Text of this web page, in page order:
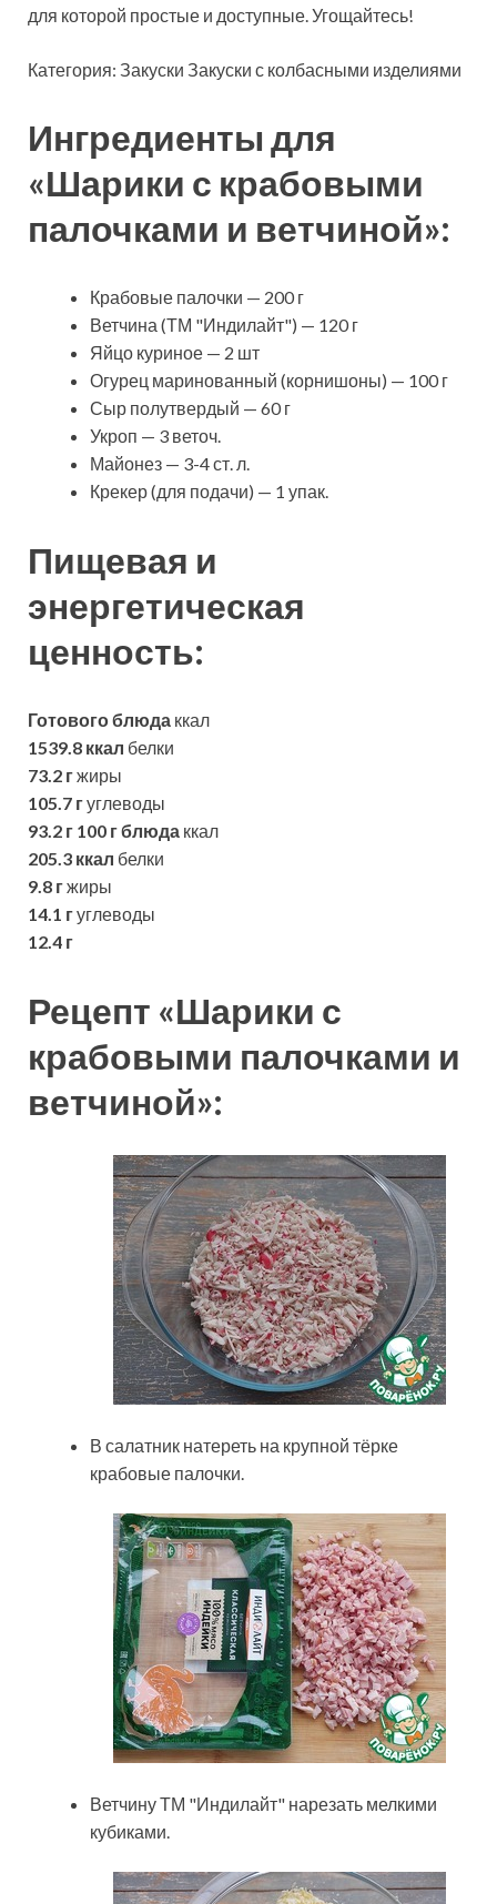
для которой простые и доступные. Угощайтесь!
Категория: Закуски Закуски с колбасными изделиями
Ингредиенты для
«Шарики с крабовыми
палочками и ветчиной»:
Крабовые палочки — 200 г
Ветчина (ТМ "Индилайт") — 120 г
Яйцо куриное — 2 шт
Огурец маринованный (корнишоны) — 100 г
Сыр полутвердый — 60 г
Укроп — 3 веточ.
Майонез — 3-4 ст. л.
Крекер (для подачи) — 1 упак.
Пищевая и
энергетическая
ценность:
Готового блюда ккал
1539.8 ккал белки
73.2 гжиры
105.7 гуглеводы
93.2 г 100 г блюда ккал
205.3 ккал белки
9.8 гжиры
14.1 гуглеводы
12.4 г
Рецепт «Шарики с
крабовыми палочками и
ветчиной»:
В салатник натереть на крупной тёрке
крабовые палочки.
Ветчину ТМ "Индилайт" нарезать мелкими
кубиками.